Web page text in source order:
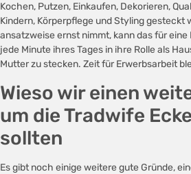
Kochen, Putzen, Einkaufen, Dekorieren,
Kindern, Körperpflege und Styling gesteckt
ansatzweise ernst nimmt, kann das für eine
jede Minute ihres Tages in ihre Rolle als
Mutter zu stecken. Zeit für Erwerbsarbeit
Wieso wir einen
um die Tradwife
sollten
Es gibt noch einige weitere gute Gründe,